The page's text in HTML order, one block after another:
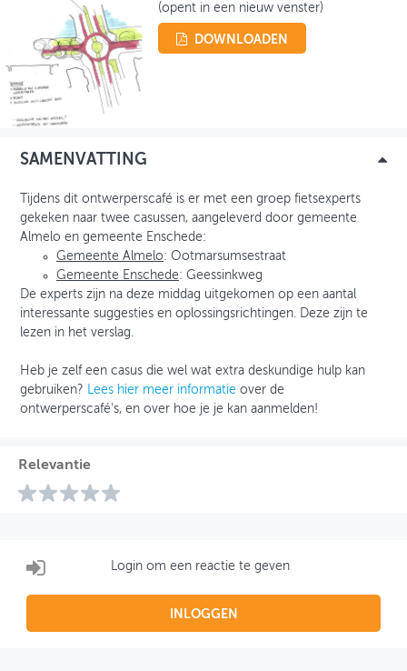
(opent in een nieuw venster)
DOWNLOADEN
SAMENVATTING
Tijdens dit ontwerperscafé is er met een groep fietsexperts
gekeken naar twee casussen, aangeleverd door gemeente
Almelo en gemeente Enschede:
Gemeente Almelo: Ootmarsumsestraat
Gemeente Enschede: Geessinkweg
De experts zijn na deze middag uitgekomen op een aantal
interessante suggesties en oplossingsrichtingen. Deze zijn te
lezen in het verslag.
Heb je zelf een casus die wel wat extra deskundige hulp kan
gebruiken? Lees hier meer informatie over de
ontwerperscafé's, en over hoe je je kan aanmelden!
Relevantie
Login om een reactie te geven
INLOGGEN